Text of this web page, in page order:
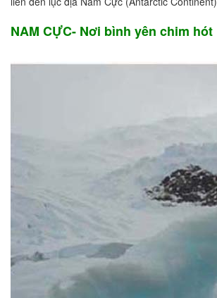
NAM CỰC- Nơi bình yên chim hót